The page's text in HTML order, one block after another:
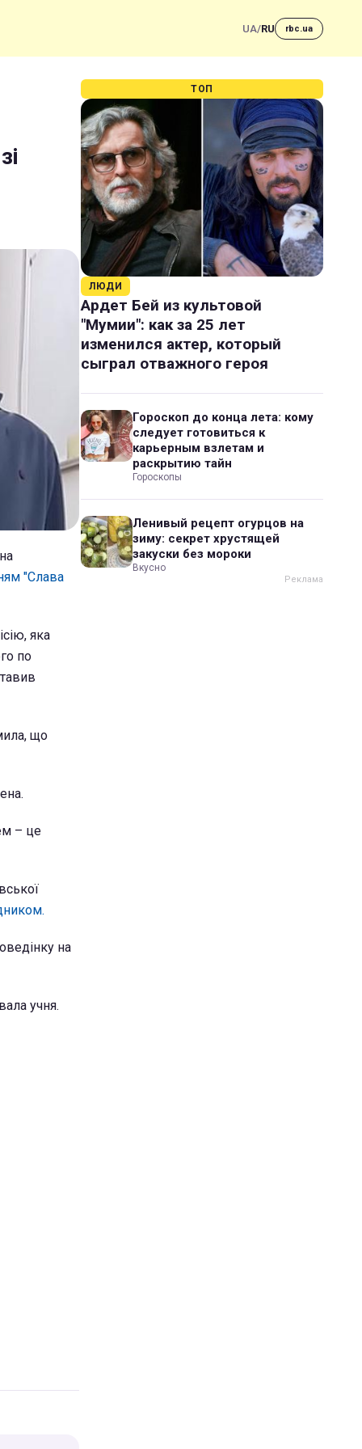
UA/RU rbc.ua
"Слава
яка
по
що
– це
на
учня.
ТОП
ЛЮДИ
Ардет Бей из культовой
"Мумии": как за 25 лет
изменился актер, который
сыграл отважного героя
Гороскоп до конца лета: кому
следует готовиться к
карьерным взлетам и
раскрытию тайн
Гороскопы
Ленивый рецепт огурцов на
зиму: секрет хрустящей
закуски без мороки
Вкусно